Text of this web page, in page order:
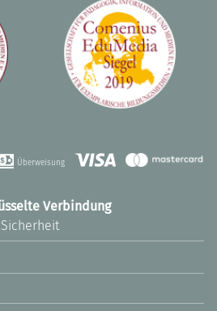
Überweisung
Verbindung